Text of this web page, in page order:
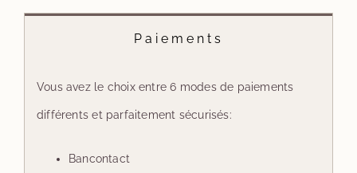
Paiements
Vous avez le choix entre 6 modes de paiements
différents et parfaitement sécurisés:
Bancontact